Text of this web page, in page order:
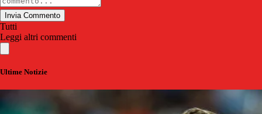
Invia Commento
Tutti
Leggi altri commenti
Ultime Notizie